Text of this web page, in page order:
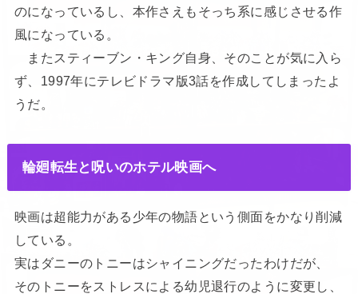
のになっているし、本作さえもそっち系に感じさせる作
風になっている。
またスティーブン・キング自身、そのことが気に入ら
ず、1997年にテレビドラマ版3話を作成してしまったよ
うだ。
輪廻転生と呪いのホテル映画へ
映画は超能力がある少年の物語という側面をかなり削減
している。
実はダニーのトニーはシャイニングだったわけだが、
そのトニーをストレスによる幼児退行のように変更し、